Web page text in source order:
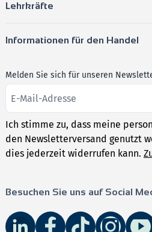
Lehrkräfte
Informationen für den Handel
Melden Sie sich für unseren
Ich stimme zu, dass meine
den Newsletterversand genutzt
dies jederzeit widerrufen kann.
Besuchen Sie uns auf Social